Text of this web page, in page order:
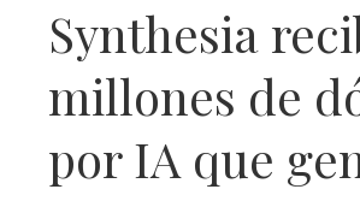
Synthesia
millones de
por IA que